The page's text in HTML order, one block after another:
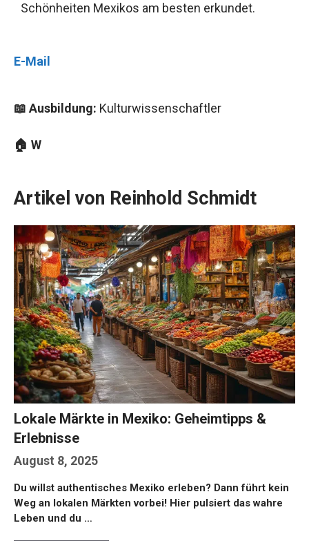
Schönheiten Mexikos am besten erkundet.
E-Mail
📖 Ausbildung: Kulturwissenschaftler
🏠 W
Artikel von Reinhold Schmidt
August 8, 2025
Lokale Märkte in Mexiko: Geheimtipps &
Erlebnisse
Du willst authentisches Mexiko erleben? Dann führt kein
Weg an lokalen Märkten vorbei! Hier pulsiert das wahre
Leben und du …